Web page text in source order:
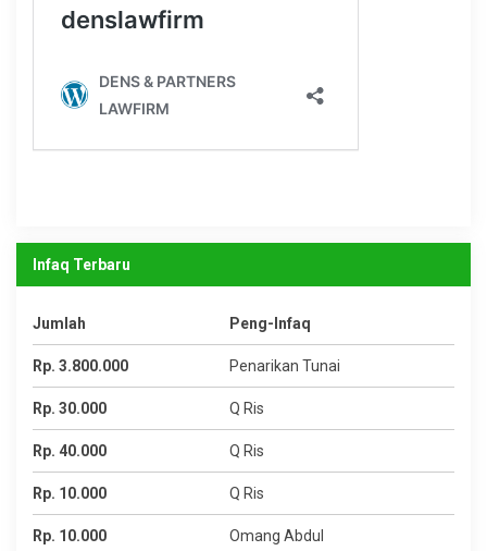
Infaq Terbaru
Jumlah Peng-Infaq
Rp. 3.800.000 Penarikan Tunai
Rp. 30.000 Q Ris
Rp. 40.000 Q Ris
Rp. 10.000 Q Ris
Rp. 10.000 Omang Abdul